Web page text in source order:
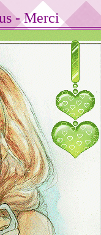
- Merci